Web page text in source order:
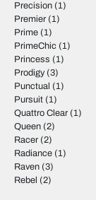
Precision (1)
Premier (1)
Prime (1)
PrimeChic (1)
Princess (1)
Prodigy(3)
Punctual (1)
Pursuit (1)
Quattro Clear (1)
Queen (2)
Racer (2)
Radiance (1)
Raven (3)
Rebel (2)